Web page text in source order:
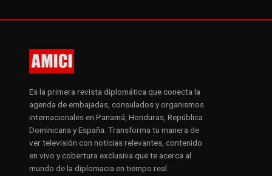
Es la primera revista diplomática que conecta la
agenda de embajadas, consulados y organismos
internacionales en Panamá, Honduras, República
Dominicana y España. Transforma tu manera de
ver televisión con noticias relevantes, contenido
en vivo y cobertura exclusiva que te acerca al
mundo de la diplomacia en tiempo real.